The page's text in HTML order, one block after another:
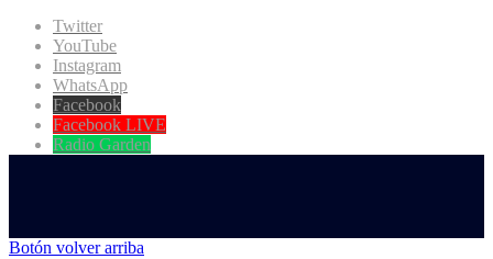
Twitter
YouTube
Instagram
WhatsApp
Facebook
Facebook LIVE
Radio Garden
Botón volver arriba